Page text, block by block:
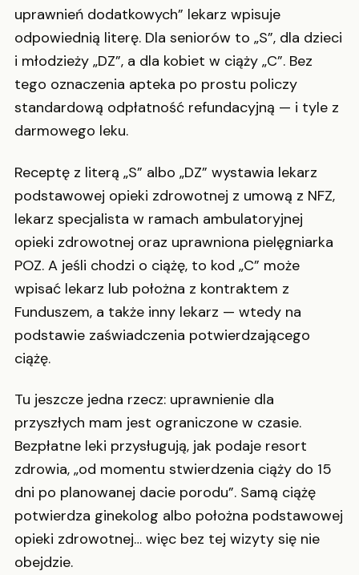
uprawnień dodatkowych” lekarz wpisuje
odpowiednią literę. Dla seniorów to „S”, dla dzieci
i młodzieży „DZ”, a dla kobiet w ciąży „C”. Bez
tego oznaczenia apteka po prostu policzy
standardową odpłatność refundacyjną — i tyle z
darmowego leku.
Receptę z literą „S” albo „DZ” wystawia lekarz
podstawowej opieki zdrowotnej z umową z NFZ,
lekarz specjalista w ramach ambulatoryjnej
opieki zdrowotnej oraz uprawniona pielęgniarka
POZ. A jeśli chodzi o ciążę, to kod „C” może
wpisać lekarz lub położna z kontraktem z
Funduszem, a także inny lekarz — wtedy na
podstawie zaświadczenia potwierdzającego
ciążę.
Tu jeszcze jedna rzecz: uprawnienie dla
przyszłych mam jest ograniczone w czasie.
Bezpłatne leki przysługują, jak podaje resort
zdrowia, „od momentu stwierdzenia ciąży do 15
dni po planowanej dacie porodu”. Samą ciążę
potwierdza ginekolog albo położna podstawowej
opieki zdrowotnej… więc bez tej wizyty się nie
obejdzie.